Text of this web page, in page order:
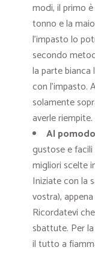
modi, il primo
tonno e la
l’impasto lo
secondo
la parte
con l’impasto.
solamente
averle riempite.
Al
gustose e
migliori scelte
Iniziate con la
vostra),
Ricordatevi
sbattute. Per
il tutto a